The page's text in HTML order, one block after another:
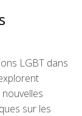
LGBT dans
sur les